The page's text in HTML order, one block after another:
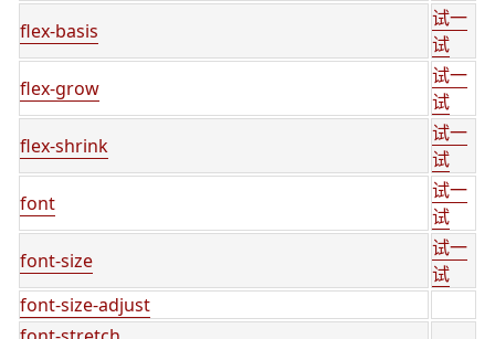
flex-basis
试一
试
flex-grow
试一
试
flex-shrink
试一
试
font
试一
试
font-size
试一
试
font-size-adjust